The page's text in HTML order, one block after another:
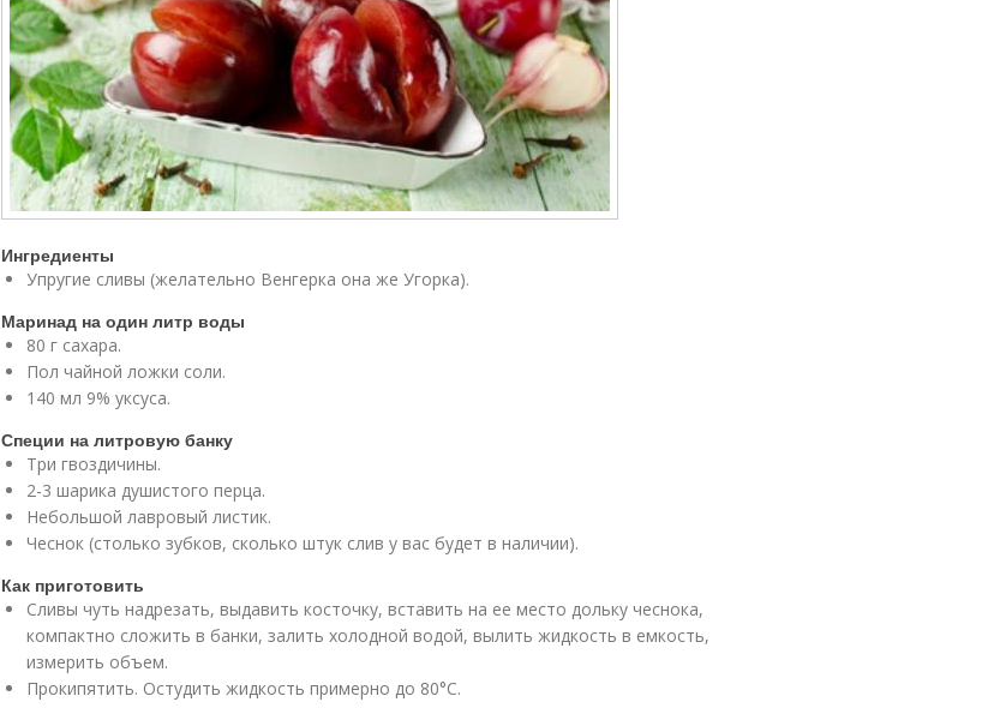
Ингредиенты
Упругие сливы (желательно Венгерка она же Угорка).
Маринад на один литр воды
80 г сахара.
Пол чайной ложки соли.
140 мл 9% уксуса.
Специи на литровую банку
Три гвоздичины.
2-3 шарика душистого перца.
Небольшой лавровый листик.
Чеснок (столько зубков, сколько штук слив у вас будет в наличии).
Как приготовить
Сливы чуть надрезать, выдавить косточку, вставить на ее место дольку чеснока,
компактно сложить в банки, залить холодной водой, вылить жидкость в емкость,
измерить объем.
Прокипятить. Остудить жидкость примерно до 80°С.